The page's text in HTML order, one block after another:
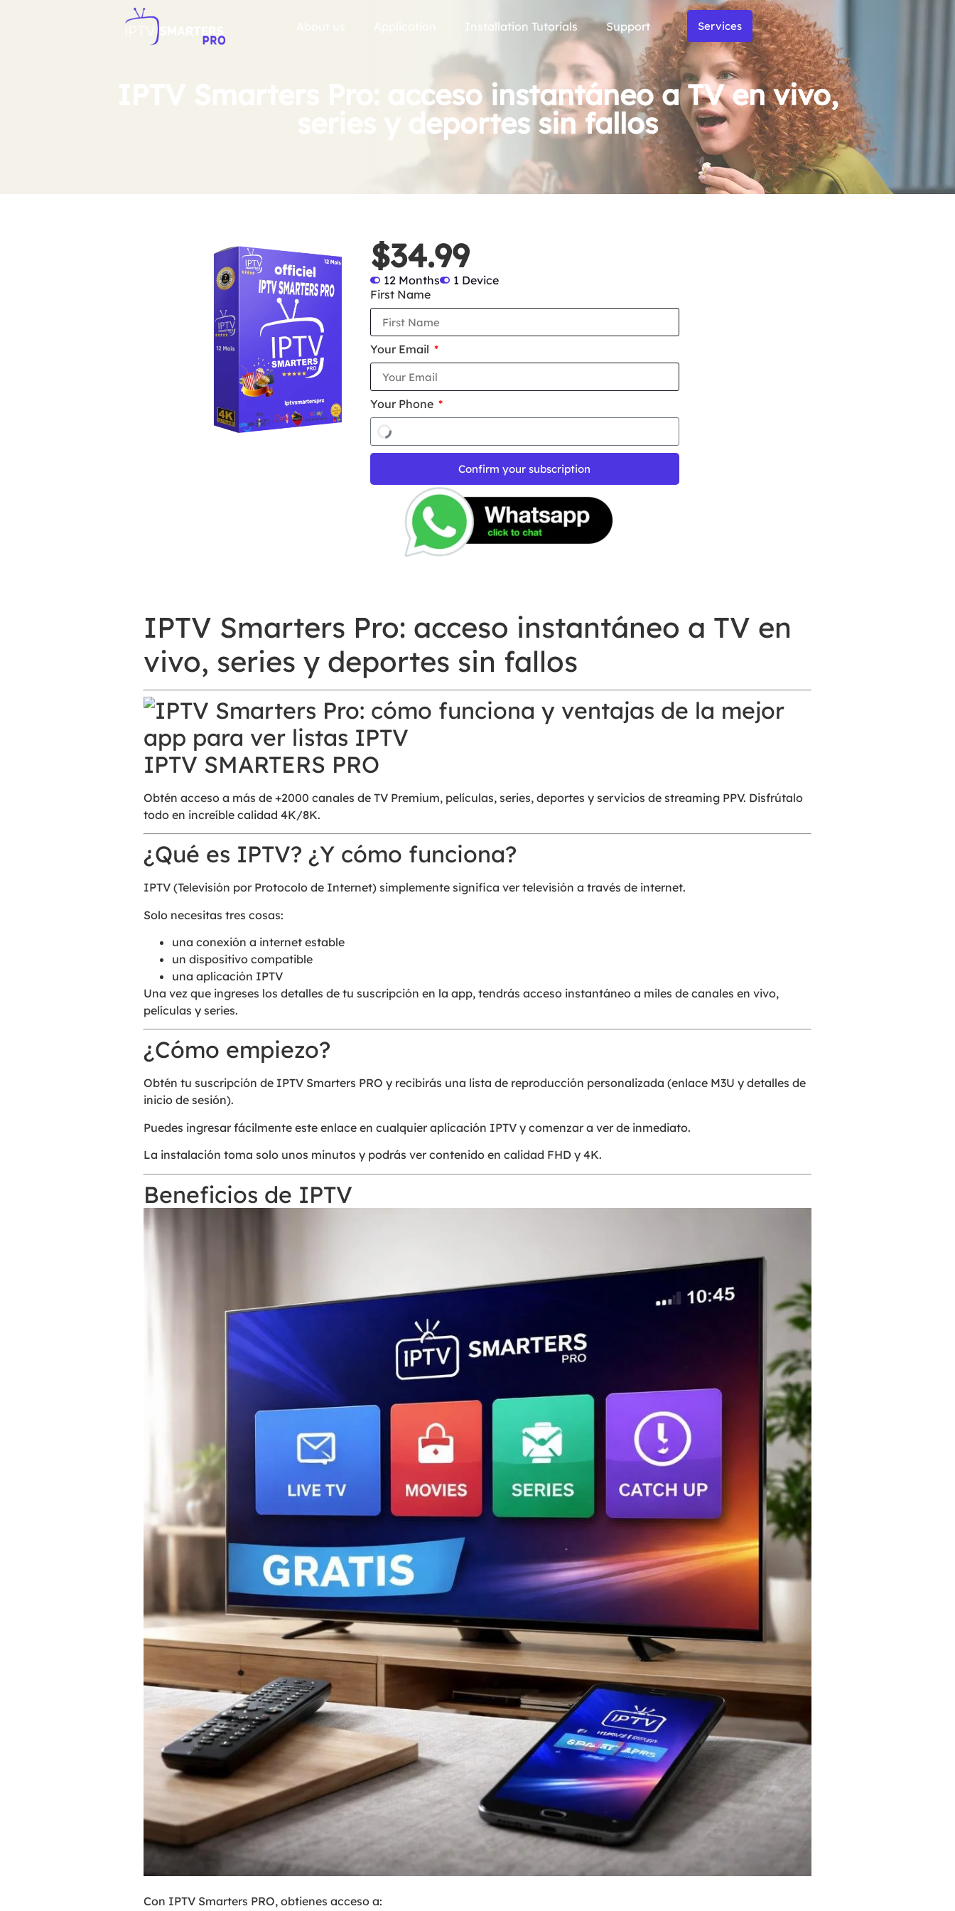
Installation Tutorials Support Services
IPTV Smarters Pro: acceso instantáneo a TV en vivo,
series y deportes sin fallos
$34.99
12 Months
1 Device
First Name
Your Email
Your Phone
Confirm your subscription
IPTV Smarters Pro: acceso instantáneo a TV en
vivo, series y deportes sin fallos
IPTV SMARTERS PRO
Obtén acceso a más de +2000 canales de TV Premium, películas, series, deportes y servicios de streaming PPV. Disfrútalo
todo en increíble calidad 4K/8K.
¿Qué es IPTV? ¿Y cómo funciona?
IPTV (Televisión por Protocolo de Internet) simplemente significa ver televisión a través de internet.
Solo necesitas tres cosas:
una conexión a internet estable
un dispositivo compatible
una aplicación IPTV
Una vez que ingreses los detalles de tu suscripción en la app, tendrás acceso instantáneo a miles de canales en vivo,
películas y series.
¿Cómo empiezo?
Obtén tu suscripción de IPTV Smarters PRO y recibirás una lista de reproducción personalizada (enlace M3U y detalles de
inicio de sesión).
Puedes ingresar fácilmente este enlace en cualquier aplicación IPTV y comenzar a ver de inmediato.
La instalación toma solo unos minutos y podrás ver contenido en calidad FHD y 4K.
Beneficios de IPTV
Con IPTV Smarters PRO, obtienes acceso a: